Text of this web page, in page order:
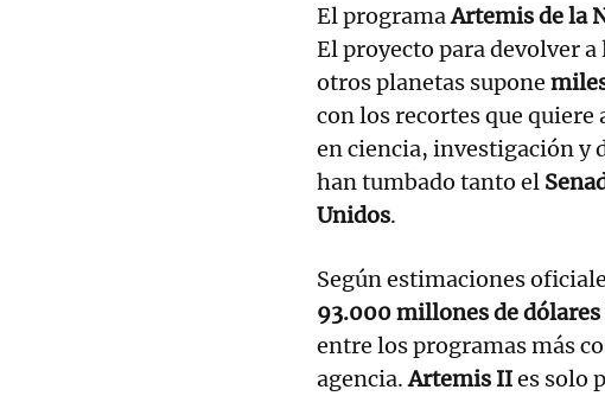
El programaArtemis de la
El proyecto para devolver
otros planetas supone
con los recortes que quiere
en ciencia, investigación y
han tumbado tanto el
Unidos.
Según estimaciones
93.000 millones de
entre los programas más
agencia.Artemis IIes solo